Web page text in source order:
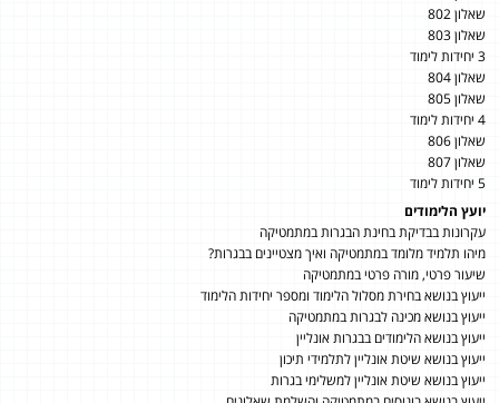
שאלון 802
שאלון 803
3 יחידות לימוד
שאלון 804
שאלון 805
4 יחידות לימוד
שאלון 806
שאלון 807
5 יחידות לימוד
יועץ הלימודים
עקרונות בבדיקת בחינת הבגרות במתמטיקה
מיהו תלמיד מלומד במתמטיקה ואיך מצטיינים בבגרות?
שיעור פרטי, מורה פרטי במתמטיקה
ייעוץ בנושא בחירת מסלול הלימוד ומספר יחידות הלימוד
ייעוץ בנושא מכינה לבגרות במתמטיקה
ייעוץ בנושא הלימודים בבגרות אונליין
ייעוץ בנושא שיטת אונליין לתלמידי תיכון
ייעוץ בנושא שיטת אונליין למשלימי בגרות